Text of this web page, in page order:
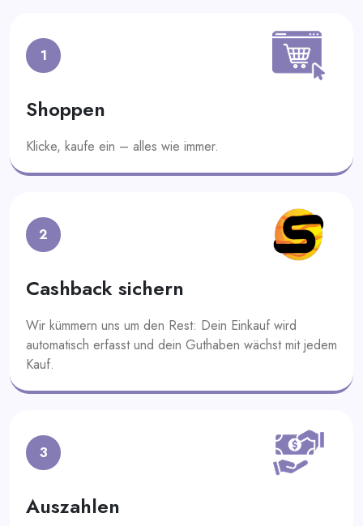
1
Shoppen
Klicke, kaufe ein – alles wie immer.
2
Cashback sichern
Wir kümmern uns um den Rest: Dein Einkauf wird
automatisch erfasst und dein Guthaben wächst mit jedem
Kauf.
3
Auszahlen